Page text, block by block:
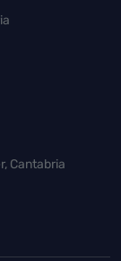
Cantabria